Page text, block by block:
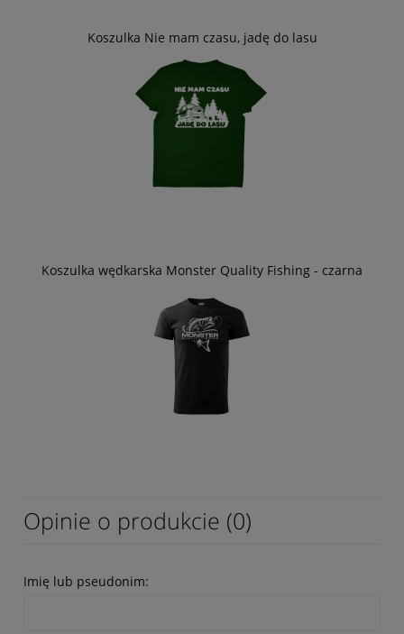
Koszulka Nie mam czasu, jadę do lasu
Koszulka wędkarska Monster Quality Fishing - czarna
Opinie o produkcie (0)
Imię lub pseudonim: